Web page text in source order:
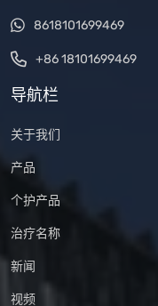
8618101699469
+86 18101699469
导航栏
关于我们
产品
个护产品
治疗名称
新闻
视频